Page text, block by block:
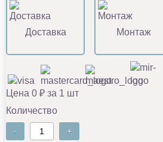
Доставка Монтаж
Цена 0 ₽ за 1 шт
Количество
- +